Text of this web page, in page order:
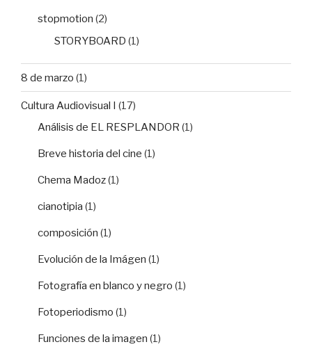
stopmotion (2)
STORYBOARD (1)
8 de marzo (1)
Cultura Audiovisual I (17)
Análisis de EL RESPLANDOR (1)
Breve historia del cine (1)
Chema Madoz(1)
cianotipia (1)
composición (1)
Evolución de la Imágen (1)
Fotografía en blanco y negro (1)
Fotoperiodismo (1)
Funciones de la imagen (1)